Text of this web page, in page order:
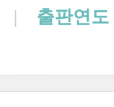
| 출판연